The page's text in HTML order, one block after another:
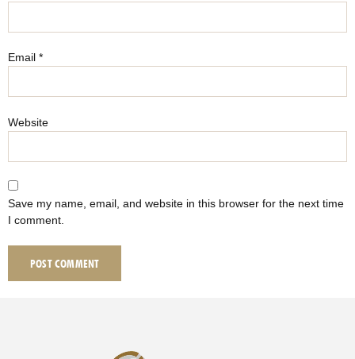
Email *
Website
Save my name, email, and website in this browser for the next time
I comment.